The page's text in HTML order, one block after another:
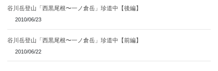
谷川岳登山「西黒尾根〜一ノ倉岳」珍道中【後編】
2010/06/23
谷川岳登山「西黒尾根〜一ノ倉岳」珍道中【前編】
2010/06/22